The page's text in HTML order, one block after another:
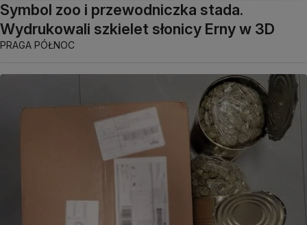
Symbol zoo i przewodniczka stada.
Wydrukowali szkielet słonicy Erny w 3D
PRAGA PÓŁNOC